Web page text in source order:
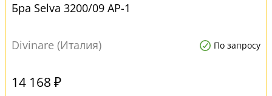
Бра Selva 3200/09 AP-1
Divinare (Италия) По запросу
14 168 ₽